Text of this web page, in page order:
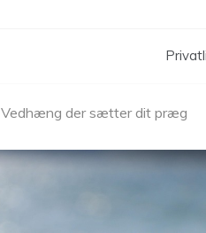
Vedhæng der sætter dit præg